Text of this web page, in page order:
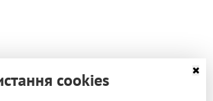
cookies